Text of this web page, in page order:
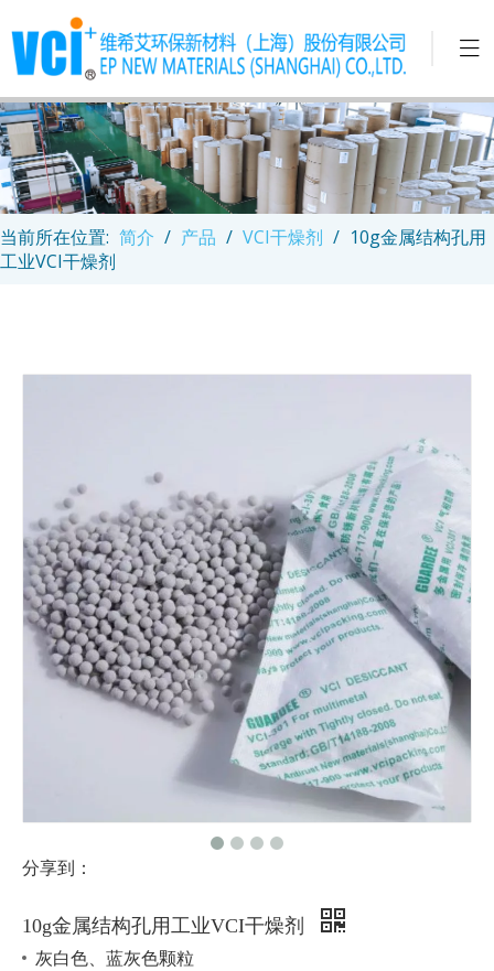
当前所在位置: 简介 / 产品 / VCI干燥剂 / 10g金属结构孔用
工业VCI干燥剂
分享到：
10g金属结构孔用工业VCI干燥剂
灰白色、蓝灰色颗粒